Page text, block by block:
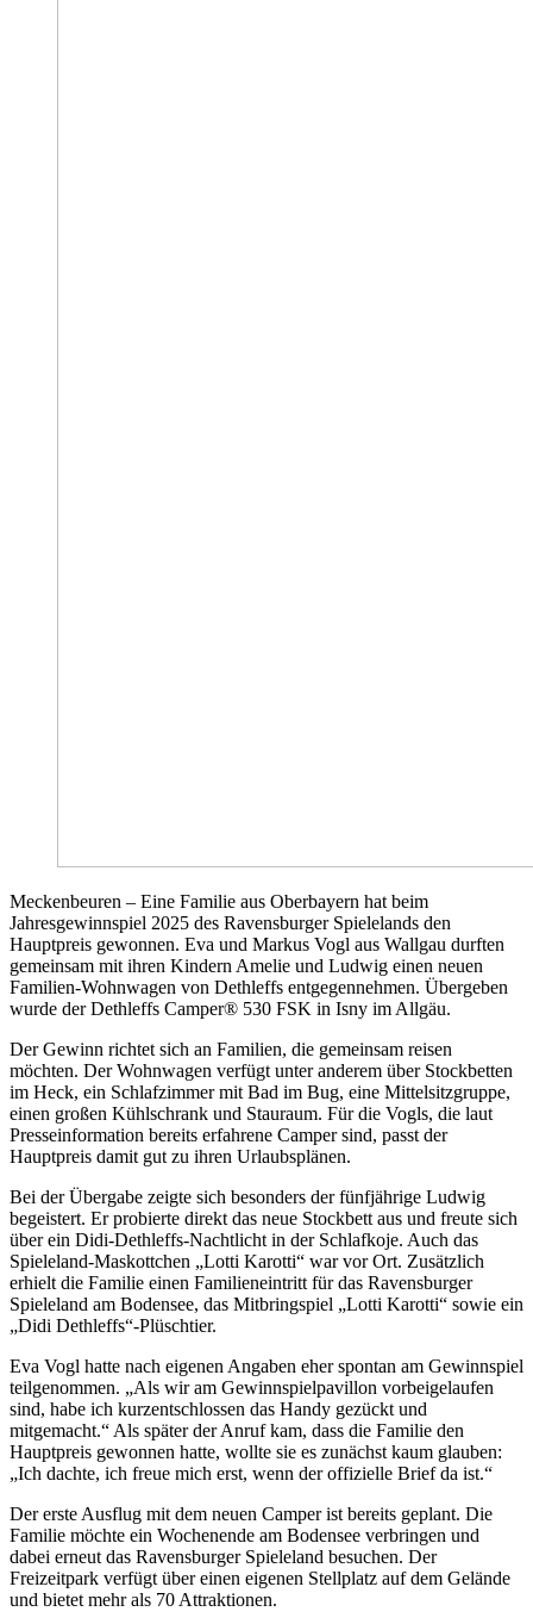
Meckenbeuren – Eine Familie aus Oberbayern hat beim
Jahresgewinnspiel 2025 des Ravensburger Spielelands den
Hauptpreis gewonnen. Eva und Markus Vogl aus Wallgau durften
gemeinsam mit ihren Kindern Amelie und Ludwig einen neuen
Familien-Wohnwagen von Dethleffs entgegennehmen. Übergeben
wurde der Dethleffs Camper® 530 FSK in Isny im Allgäu.
Der Gewinn richtet sich an Familien, die gemeinsam reisen
möchten. Der Wohnwagen verfügt unter anderem über Stockbetten
im Heck, ein Schlafzimmer mit Bad im Bug, eine Mittelsitzgruppe,
einen großen Kühlschrank und Stauraum. Für die Vogls, die laut
Presseinformation bereits erfahrene Camper sind, passt der
Hauptpreis damit gut zu ihren Urlaubsplänen.
Bei der Übergabe zeigte sich besonders der fünfjährige Ludwig
begeistert. Er probierte direkt das neue Stockbett aus und freute sich
über ein Didi-Dethleffs-Nachtlicht in der Schlafkoje. Auch das
Spieleland-Maskottchen „Lotti Karotti“ war vor Ort. Zusätzlich
erhielt die Familie einen Familieneintritt für das Ravensburger
Spieleland am Bodensee, das Mitbringspiel „Lotti Karotti“ sowie ein
„Didi Dethleffs“-Plüschtier.
Eva Vogl hatte nach eigenen Angaben eher spontan am Gewinnspiel
teilgenommen. „Als wir am Gewinnspielpavillon vorbeigelaufen
sind, habe ich kurzentschlossen das Handy gezückt und
mitgemacht.“ Als später der Anruf kam, dass die Familie den
Hauptpreis gewonnen hatte, wollte sie es zunächst kaum glauben:
„Ich dachte, ich freue mich erst, wenn der offizielle Brief da ist.“
Der erste Ausflug mit dem neuen Camper ist bereits geplant. Die
Familie möchte ein Wochenende am Bodensee verbringen und
dabei erneut das Ravensburger Spieleland besuchen. Der
Freizeitpark verfügt über einen eigenen Stellplatz auf dem Gelände
und bietet mehr als 70 Attraktionen.